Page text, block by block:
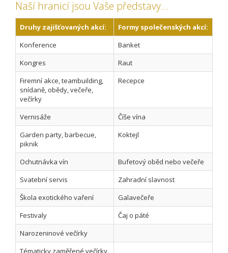
Naší hranicí jsou Vaše představy…
Druhy zajišťovaných akcí:
Formy společenských akcí:
Konference
Banket
Kongres
Raut
Firemní akce, teambuilding,
snídaně, obědy, večeře,
večírky
Recepce
Vernisáže
Číše vína
Garden party, barbecue,
piknik
Koktejl
Ochutnávka vín
Bufetový oběd nebo večeře
Svatební servis
Zahradní slavnost
Škola exotického vaření
Galavečeře
Festivaly
Čaj o páté
Narozeninové večírky
Tématicky zaměřené večírky